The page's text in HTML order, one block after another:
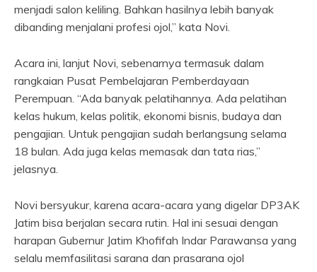
menjadi salon keliling. Bahkan hasilnya lebih banyak
dibanding menjalani profesi ojol,” kata Novi.
Acara ini, lanjut Novi, sebenarnya termasuk dalam
rangkaian Pusat Pembelajaran Pemberdayaan
Perempuan. “Ada banyak pelatihannya. Ada pelatihan
kelas hukum, kelas politik, ekonomi bisnis, budaya dan
pengajian. Untuk pengajian sudah berlangsung selama
18 bulan. Ada juga kelas memasak dan tata rias,”
jelasnya.
Novi bersyukur, karena acara-acara yang digelar DP3AK
Jatim bisa berjalan secara rutin. Hal ini sesuai dengan
harapan Gubernur Jatim Khofifah Indar Parawansa yang
selalu memfasilitasi sarana dan prasarana ojol